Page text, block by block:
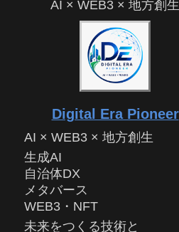
AI × WEB3 × 地方創生
Digital Era Pioneer
AI × WEB3 × 地方創生
生成AI
自治体DX
メタバース
WEB3・NFT
未来をつくる技術と